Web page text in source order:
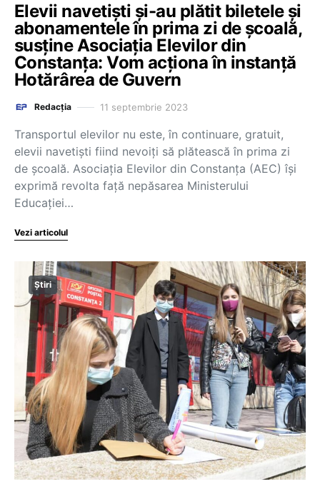
Elevii navetiști și-au plătit biletele și
abonamentele în prima zi de școală,
susține Asociația Elevilor din
Constanța: Vom acționa în instanță
Hotărârea de Guvern
Redacția 11 septembrie 2023
Transportul elevilor nu este, în continuare, gratuit,
elevii navetiști fiind nevoiți să plătească în prima zi
de școală. Asociația Elevilor din Constanța (AEC) își
exprimă revolta faţă nepăsarea Ministerului
Educației…
Vezi articolul
Știri